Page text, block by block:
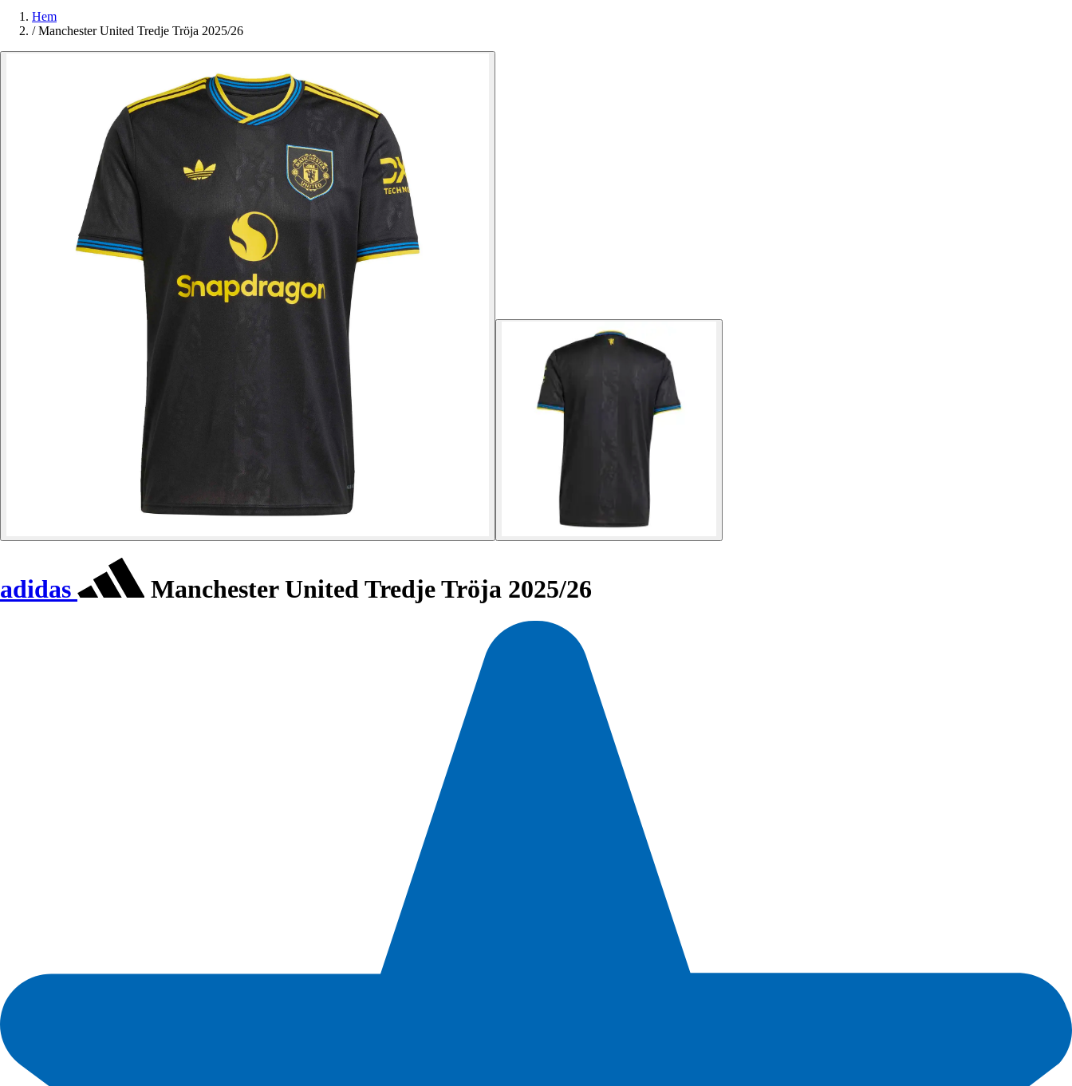
Hem
/ Manchester United Tredje Tröja 2025/26
adidas Manchester United Tredje Tröja 2025/26